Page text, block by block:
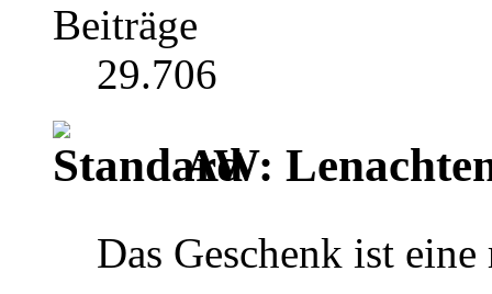
Beiträge
29.706
AW:
Das Geschenk ist